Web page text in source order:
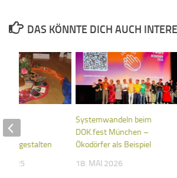
DAS KÖNNTE DICH AUCH
Systemwandeln beim
DOK.fest München –
Ökodörfer als Beispiel
18. MAI 2026
gestalten
2025